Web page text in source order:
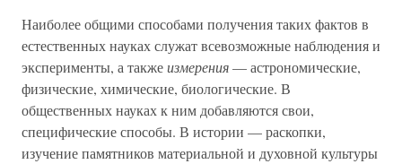
Наиболее общими способами получения таких фактов в
естественных науках служат всевозможные наблюдения и
эксперименты, а такжеизмерения— астрономические,
физические, химические, биологические. В
общественных науках к ним добавляются свои,
специфические способы. В истории — раскопки,
изучение памятников материальной и духовной культуры